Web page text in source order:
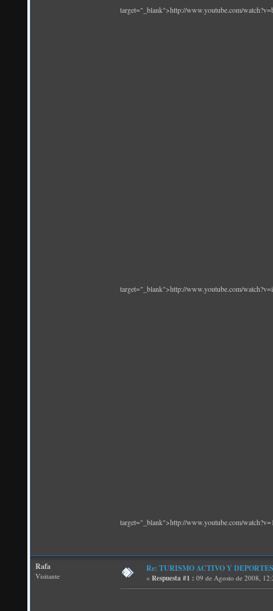
target="_blank">http://www.youtube.com/
target="_blank">http://www.youtube.com/
target="_blank">http://www.youtube.com/
Rafa
Visitante
Re: TURISMO ACTIVO Y
« Respuesta #1 : 09 de Agosto de 2008,